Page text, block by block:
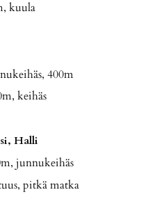
400m
keihäs
Halli
pitkä matka